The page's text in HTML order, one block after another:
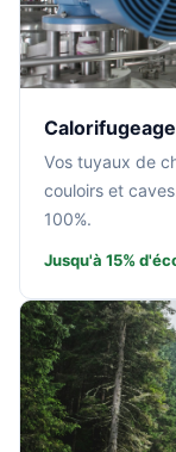
Calorifugeage
Vos tuyaux de
couloirs et
100%.
Jusqu'à 15%